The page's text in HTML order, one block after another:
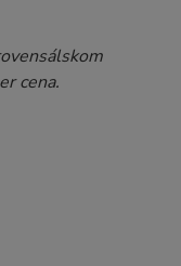
cena.